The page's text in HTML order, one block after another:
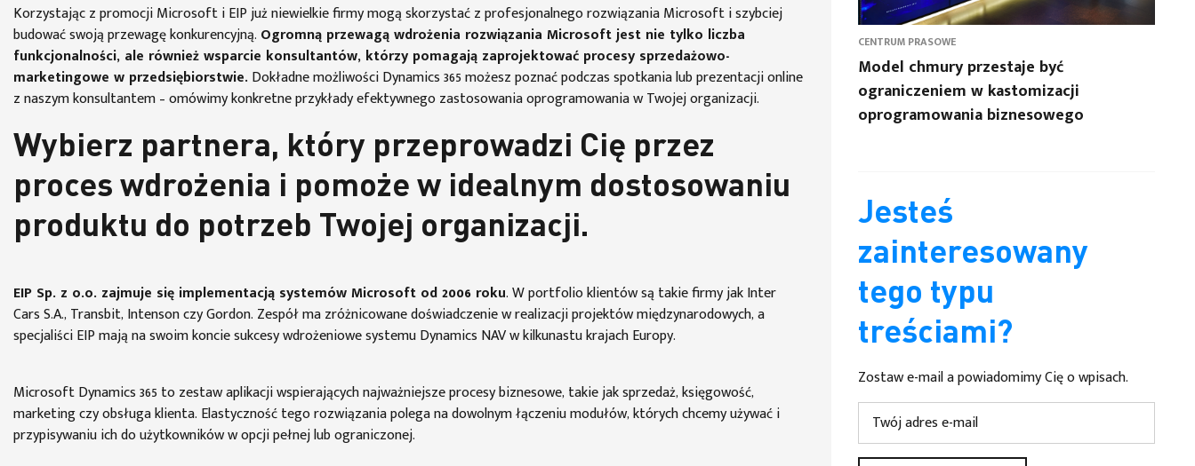
Korzystając z promocji Microsoft i EIP już niewielkie firmy mogą skorzystać z profesjonalnego rozwiązania Microsoft i szybciej
budować swoją przewagę konkurencyjną. Ogromną przewagą wdrożenia rozwiązania Microsoft jest nie tylko liczba
funkcjonalności, ale również wsparcie konsultantów, którzy pomagają zaprojektować procesy sprzedażowo-
marketingowe w przedsiębiorstwie. Dokładne możliwości Dynamics 365 możesz poznać podczas spotkania lub prezentacji online
z naszym konsultantem – omówimy konkretne przykłady efektywnego zastosowania oprogramowania w Twojej organizacji.
Wybierz partnera, który przeprowadzi Cię przez
proces wdrożenia i pomoże w idealnym dostosowaniu
produktu do potrzeb Twojej organizacji.
EIP Sp. z o.o. zajmuje się implementacją systemów Microsoft od 2006 roku. W portfolio klientów są takie firmy jak Inter
Cars S.A., Transbit, Intenson czy Gordon. Zespół ma zróżnicowane doświadczenie w realizacji projektów międzynarodowych, a
specjaliści EIP mają na swoim koncie sukcesy wdrożeniowe systemu Dynamics NAV w kilkunastu krajach Europy.
Microsoft Dynamics 365 to zestaw aplikacji wspierających najważniejsze procesy biznesowe, takie jak sprzedaż, księgowość,
marketing czy obsługa klienta. Elastyczność tego rozwiązania polega na dowolnym łączeniu modułów, których chcemy używać i
przypisywaniu ich do użytkowników w opcji pełnej lub ograniczonej.
CENTRUM PRASOWE
Model chmury przestaje być
ograniczeniem w kastomizacji
oprogramowania biznesowego
Jesteś
zainteresowany
tego typu
treściami?
Zostaw e-mail a powiadomimy Cię o wpisach.